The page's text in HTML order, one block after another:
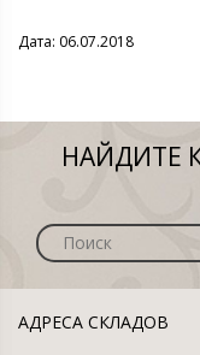
Дата: 06.07.2018
НАЙДИТЕ
АДРЕСА СКЛАДОВ